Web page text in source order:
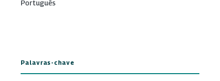
Português
Palavras-chave